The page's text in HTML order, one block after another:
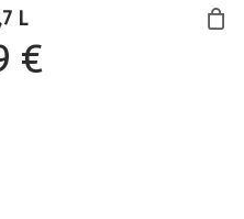
L
€